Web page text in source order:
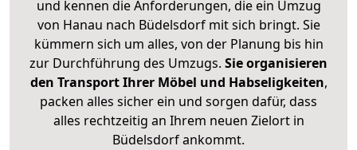
und kennen die Anforderungen, die ein Umzug
von Hanau nach Büdelsdorf mit sich bringt. Sie
kümmern sich um alles, von der Planung bis hin
zur Durchführung des Umzugs. Sie organisieren
den Transport Ihrer Möbel und Habseligkeiten,
packen alles sicher ein und sorgen dafür, dass
alles rechtzeitig an Ihrem neuen Zielort in
Büdelsdorf ankommt.